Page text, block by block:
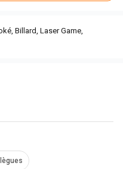
Billard, Laser Game,